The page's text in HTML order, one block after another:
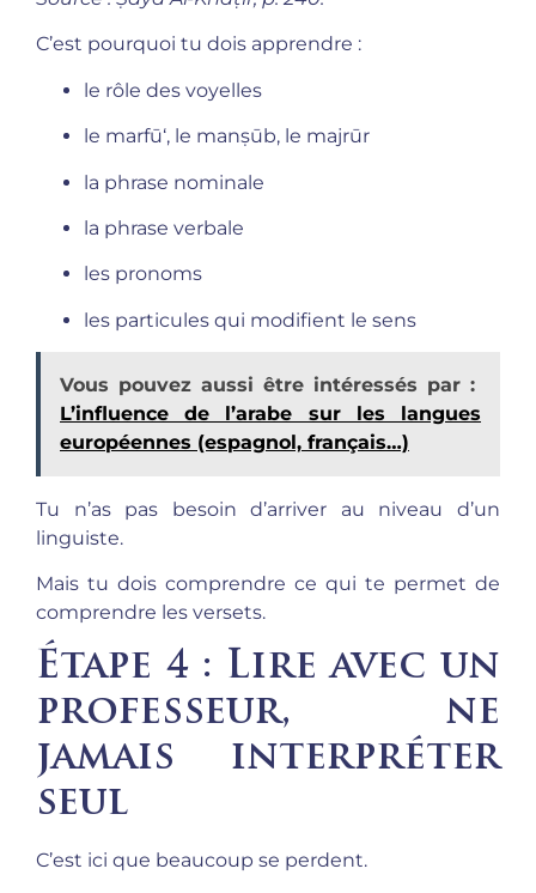
C’est pourquoi tu dois apprendre :
le rôle des voyelles
le marfū‘, le manṣūb, le majrūr
la phrase nominale
la phrase verbale
les pronoms
les particules qui modifient le sens
Vous pouvez aussi être intéressés par :
L’influence de l’arabe sur les langues
européennes (espagnol, français…)
Tu n’as pas besoin d’arriver au niveau d’un
linguiste.
Mais tu dois comprendre ce qui te permet de
comprendre les versets.
Étape 4 : Lire avec un
professeur, ne
jamais interpréter
seul
C’est ici que beaucoup se perdent.